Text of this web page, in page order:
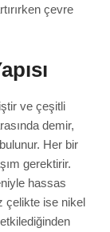
çevre
ve çeşitli
demir,
Her bir
gerektirir.
hassas
çelikte ise nikel